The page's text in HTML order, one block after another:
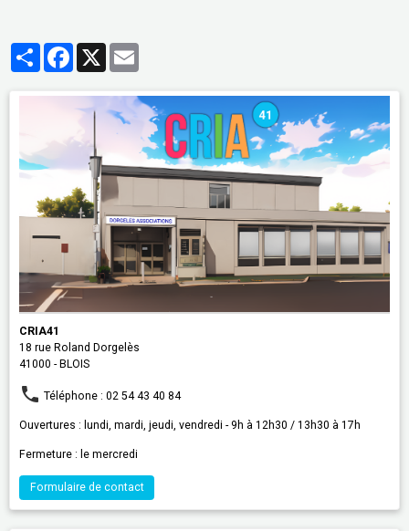
PartagerFacebook
CRIA41
18 rue Roland Dorgelès
41000 - BLOIS
Téléphone : 02 54 43 40 84
Ouvertures : lundi, mardi, jeudi, vendredi - 9h à 12h30 / 13h30 à 17h
Fermeture : le mercredi
Formulaire de contact